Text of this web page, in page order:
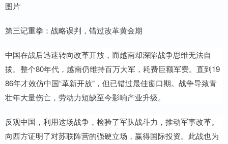
图片
第三记重拳：战略误判，错过改革黄金期
中国在战后迅速转向改革开放，而越南却深陷战争思维无法自
拔。整个80年代，越南仍维持百万大军，耗费巨额军费。直到19
86年才效仿中国“革新开放”，但已错过最佳窗口期。战争导致青
壮年大量伤亡，劳动力短缺至今影响产业升级。
反观中国，利用这场战争，检验了军队战斗力，推动军事改革。
向西方证明了对苏联阵营的强硬立场，赢得国际投资。此战也为